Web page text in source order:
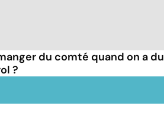
du comté quand on a du
?